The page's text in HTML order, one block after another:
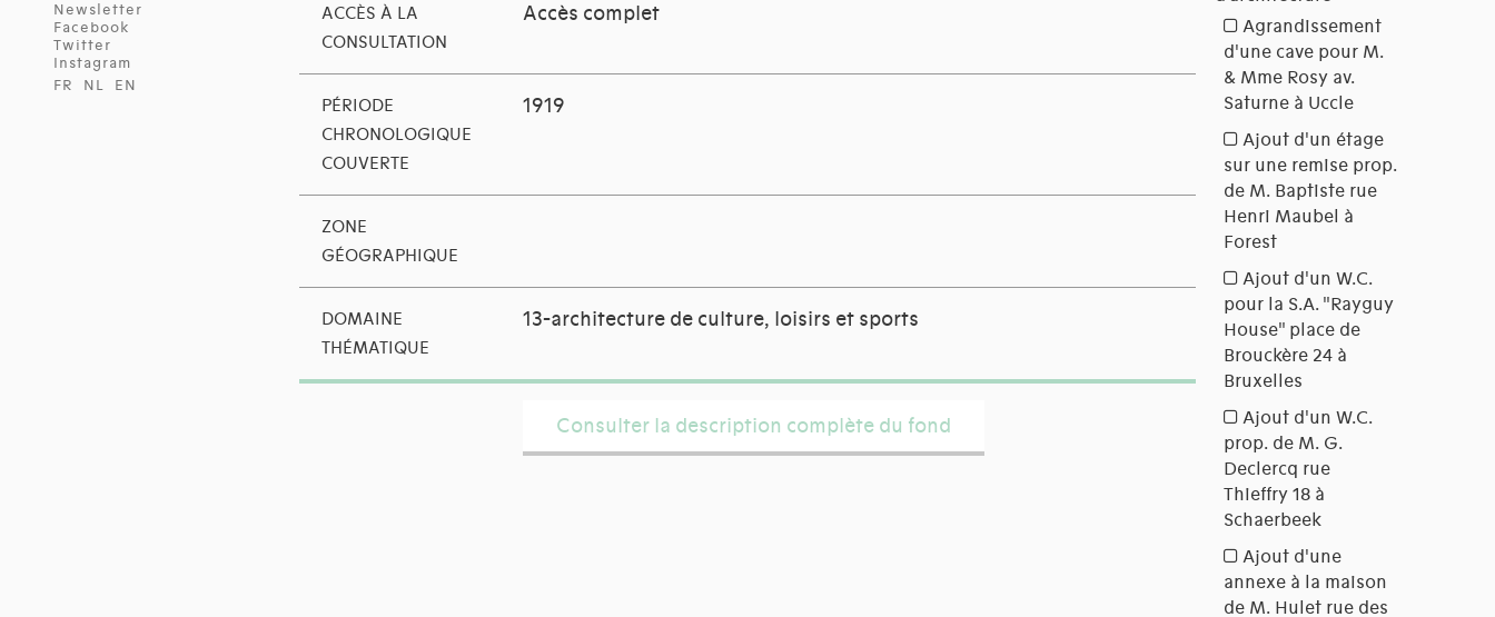
Newsletter
Facebook
Twitter
Instagram
FR
NL EN
ACCÈS À LA
CONSULTATION
Accès complet
PÉRIODE
CHRONOLOGIQUE
COUVERTE
1919
ZONE
GÉOGRAPHIQUE
DOMAINE
THÉMATIQUE
13-architecture de culture, loisirs et sports
Consulter la description complète du fond